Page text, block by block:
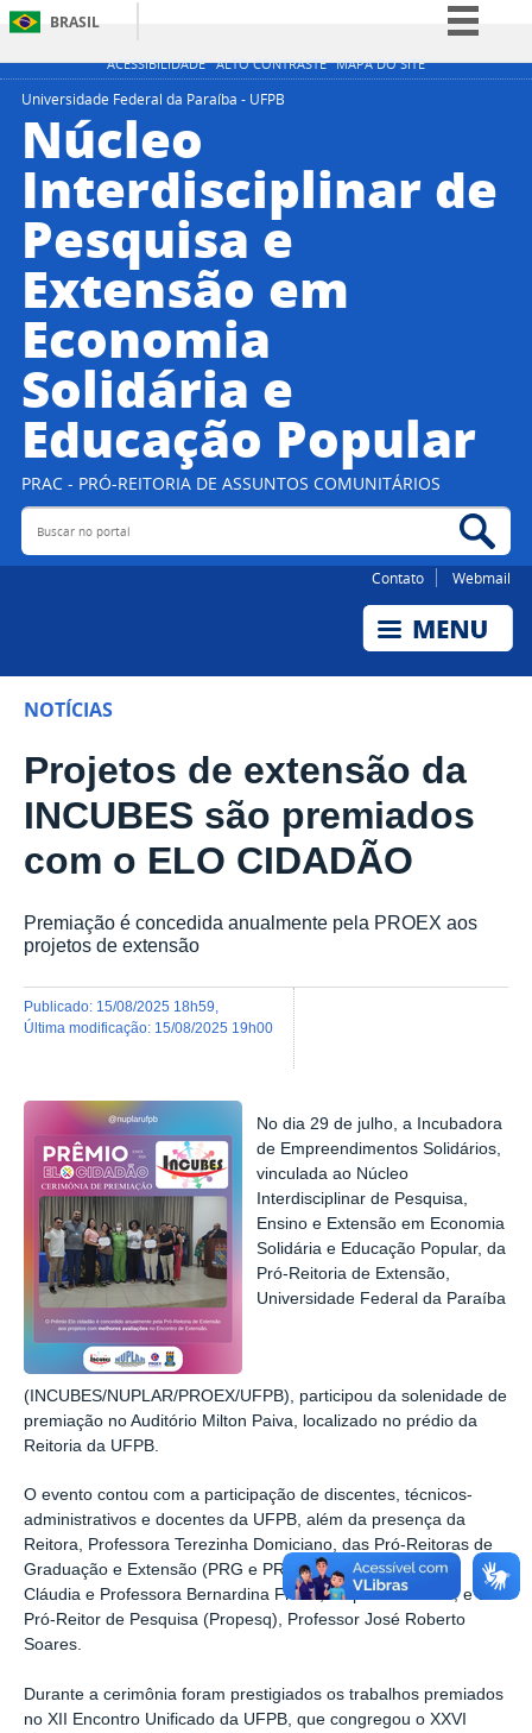
ACESSIBILIDADE ALTO CONTRASTE MAPA DO SITE
BRASIL
Simplifique!
Acesso à informação
Legislação
Universidade Federal da Paraíba - UFPB
Núcleo
Interdisciplinar de
Pesquisa e
Extensão em
Economia
Solidária e
Educação Popular
PRAC - PRÓ-REITORIA DE ASSUNTOS COMUNITÁRIOS
Buscar no portal
Contato Webmail
NOTÍCIAS
Projetos de extensão da
INCUBES são premiados
com o ELO CIDADÃO
Premiação é concedida anualmente pela PROEX aos
projetos de extensão
publicado: 15/08/2025 18h59
última modificação: 15/08/2025 19h00
No dia 29 de julho, a Incubadora
de Empreendimentos Solidários,
vinculada ao Núcleo
Interdisciplinar de Pesquisa,
Ensino e Extensão em Economia
Solidária e Educação Popular, da
Pró-Reitoria de Extensão,
Universidade Federal da Paraíba
(INCUBES/NUPLAR/PROEX/UFPB), participou da solenidade de
premiação no Auditório Milton Paiva, localizado no prédio da
Reitoria da UFPB.
O evento contou com a participação de discentes, técnicos-
administrativos e docentes da UFPB, além da presença da
Reitora, Professora Terezinha Domiciano, das Pró-Reitoras de
Graduação e Extensão (PRG e PROEX), Professora Ana
Cláudia e Professora Bernardina Freire, respectivamente, e do
Pró-Reitor de Pesquisa (Propesq), Professor José Roberto
Soares.
Durante a cerimônia foram prestigiados os trabalhos premiados
no XII Encontro Unificado da UFPB, que congregou o XXVI